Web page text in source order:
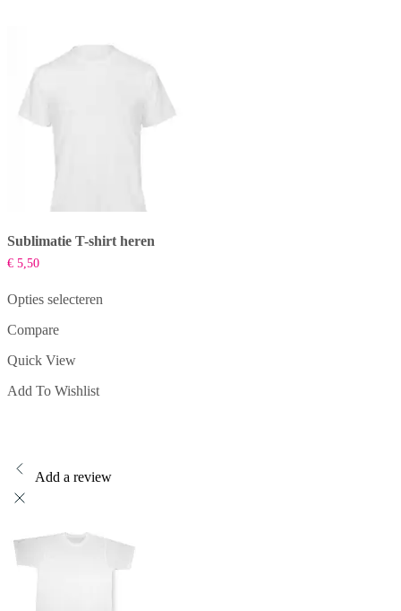
Sublimatie T-shirt heren
€ 5,50
Opties selecteren
product
meerdere
Deze
worden
op
de
productpagina
Compare
Quick View
Add To Wishlist
Add a review